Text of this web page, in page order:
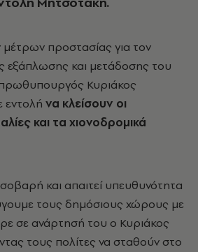
μέτρων προστασίας για τον
εξάπλωσης και μετάδοσης του
Κυριάκος
να κλείσουν οι
και τα χιονοδρομικά
και απαιτεί υπευθυνότητα
τους δημόσιους χώρους με
σε ανάρτησή του ο Κυριάκος
τους πολίτες να σταθούν στο